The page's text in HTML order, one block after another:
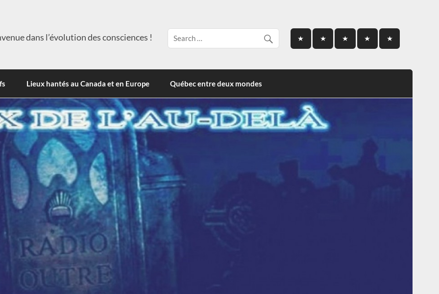
dans l’évolution des consciences !
Lieux hantés au Canada et en Europe Québec entre deux mondes